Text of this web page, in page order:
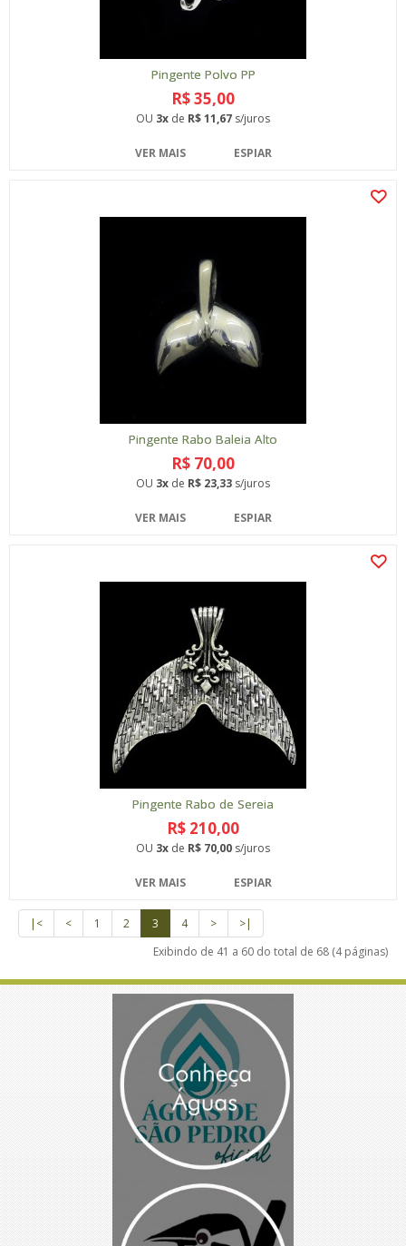
Pingente Polvo PP
R$ 35,00
OU 3x de R$ 11,67 s/juros
VER MAIS ESPIAR
Pingente Rabo Baleia Alto
R$ 70,00
OU 3x de R$ 23,33 s/juros
VER MAIS ESPIAR
Pingente Rabo de Sereia
R$ 210,00
OU 3x de R$ 70,00 s/juros
VER MAIS ESPIAR
|< < 1 2 3 4 >
>|
Exibindo de 41 a 60 do total de 68 (4 páginas)